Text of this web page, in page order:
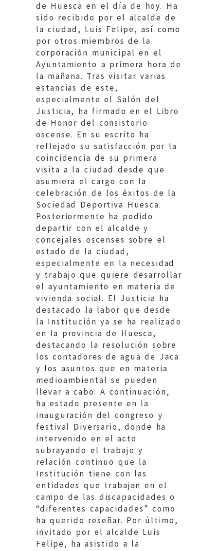
de Huesca en el día de hoy. Ha
sido recibido por el alcalde de
la ciudad, Luis Felipe, así como
por otros miembros de la
corporación municipal en el
Ayuntamiento a primera hora de
la mañana. Tras visitar varias
estancias de este,
especialmente el Salón del
Justicia, ha firmado en el Libro
de Honor del consistorio
oscense. En su escrito ha
reflejado su satisfacción por la
coincidencia de su primera
visita a la ciudad desde que
asumiera el cargo con la
celebración de los éxitos de la
Sociedad Deportiva Huesca.
Posteriormente ha podido
departir con el alcalde y
concejales oscenses sobre el
estado de la ciudad,
especialmente en la necesidad
y trabajo que quiere desarrollar
el ayuntamiento en materia de
vivienda social. El Justicia ha
destacado la labor que desde
la Institución ya se ha realizado
en la provincia de Huesca,
destacando la resolución sobre
los contadores de agua de Jaca
y los asuntos que en materia
medioambiental se pueden
llevar a cabo. A continuación,
ha estado presente en la
inauguración del congreso y
festival Diversario, donde ha
intervenido en el acto
subrayando el trabajo y
relación continuo que la
Institución tiene con las
entidades que trabajan en el
campo de las discapacidades o
“diferentes capacidades” como
ha querido reseñar. Por último,
invitado por el alcalde Luis
Felipe, ha asistido a la